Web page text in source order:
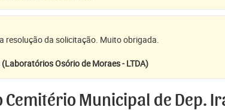
resolução da solicitação. Muito obrigada.
Osório de Moraes - LTDA)
Cemitério Municipal de Dep.